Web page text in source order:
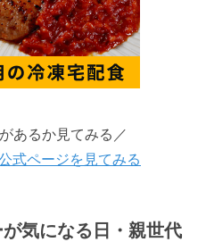
あるか見てみる／
式ページを見てみる
気になる日・親世代